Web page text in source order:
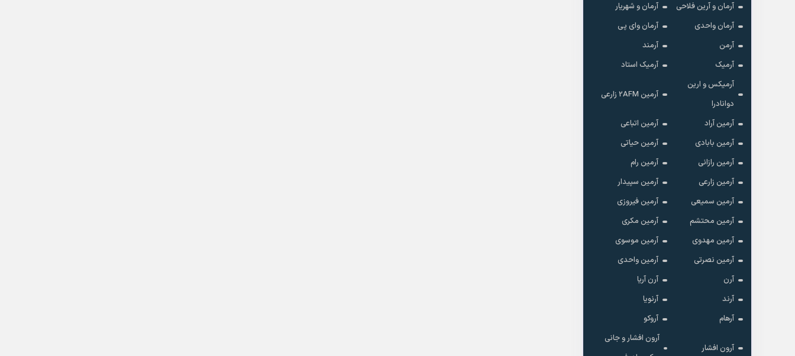
آرمان و آرین فلاحی
آرمان و شهریار
آرمان واحدی
آرمان وای پی
آرمن
آرمند
آرمیک
آرمیک استاد
آرمیکس و ارین
دوانادرا
آرمین 2AFM زارعی
آرمین آراد
آرمین اتباعی
آرمین بابادی
آرمین حیاتی
آرمین رازانی
آرمین رام
آرمین زارعی
آرمین سپیدار
آرمین سمیعی
آرمین فیروزی
آرمین محتشم
آرمین مکری
آرمین مهدوی
آرمین موسوی
آرمین نصرتی
آرمین واحدی
آرن
آرن آریا
آرند
آرنویا
آرهام
آروکو
آرون افشار
آرون افشار و جانی